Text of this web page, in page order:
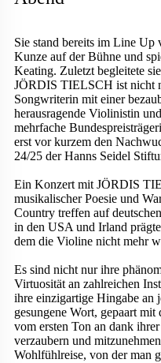
Sie stand bereits im Line
Kunze auf der Bühne und
Keating. Zuletzt begleitete
JÖRDIS TIELSCH ist nicht
Songwriterin mit einer
herausragende Violinistin
mehrfache
erst vor kurzem den
24/25 der Hanns Seidel
Ein Konzert mit JÖRDIS
musikalischer Poesie und
Country treffen auf
in den USA und Irland
dem die Violine nicht mehr
Es sind nicht nur ihre
Virtuosität an zahlreichen
ihre einzigartige Hingabe an
gesungene Wort, gepaart
vom ersten Ton an dank
verzaubern und
Wohlfühlreise, von der man